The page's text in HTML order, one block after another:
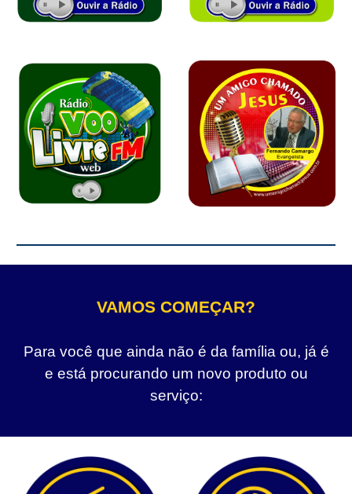
VAMOS COMEÇAR?
Para você que ainda não é da família ou, já é
e está procurando um novo produto ou
serviço: